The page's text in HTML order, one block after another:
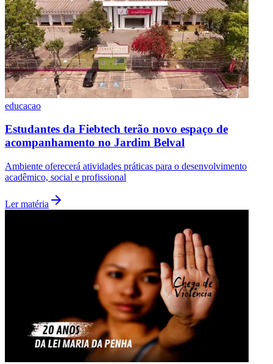
Atlético-MG
educacao
Estudantes da Fiebtech terão novo espaço de
acompanhamento no Jardim Belval
Ambiente oferecerá atividades práticas para o desenvolvimento
acadêmico, social e profissional
Ler matéria